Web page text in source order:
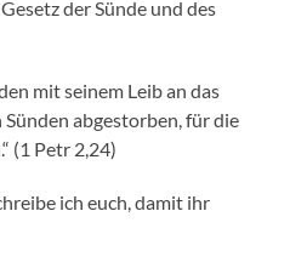
der Sünde und des
mit seinem Leib an das
abgestorben, für die
(1 Petr 2,24)
ich euch, damit ihr